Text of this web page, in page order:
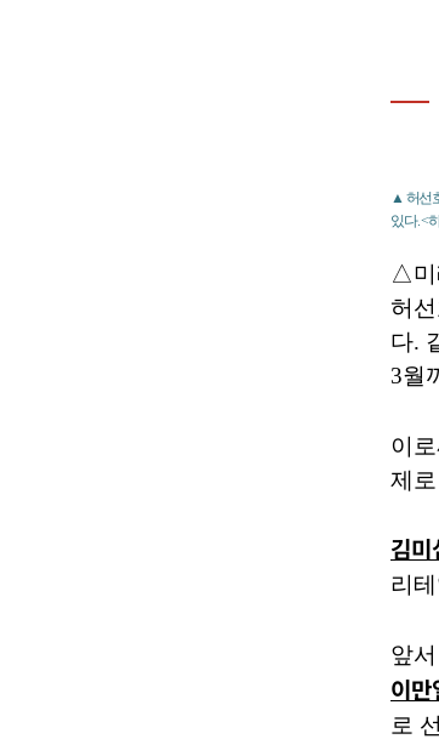
▲ 허선
있다. <
△미
허
다.
3월
이
제
김미
리
앞
이만
로